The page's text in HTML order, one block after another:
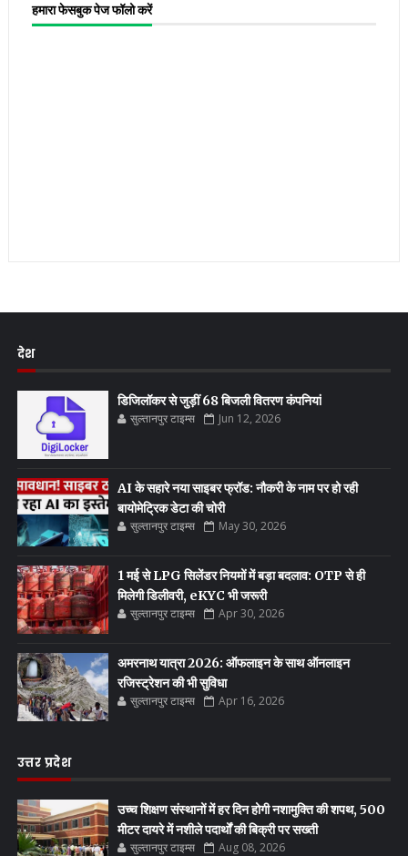
हमारा फेसबुक पेज फॉलो करें
देश
डिजिलॉकर से जुड़ीं 68 बिजली वितरण कंपनियां
सुल्तानपुर टाइम्स Jun 12, 2026
AI के सहारे नया साइबर फ्रॉड: नौकरी के नाम पर हो रही
बायोमेट्रिक डेटा की चोरी
सुल्तानपुर टाइम्स May 30, 2026
1 मई से LPG सिलेंडर नियमों में बड़ा बदलाव: OTP से ही
मिलेगी डिलीवरी, eKYC भी जरूरी
सुल्तानपुर टाइम्स Apr 30, 2026
अमरनाथ यात्रा 2026: ऑफलाइन के साथ ऑनलाइन
रजिस्ट्रेशन की भी सुविधा
सुल्तानपुर टाइम्स Apr 16, 2026
उत्तर प्रदेश
उच्च शिक्षण संस्थानों में हर दिन होगी नशामुक्ति की शपथ, 500
मीटर दायरे में नशीले पदार्थों की बिक्री पर सख्ती
सुल्तानपुर टाइम्स Aug 08, 2026